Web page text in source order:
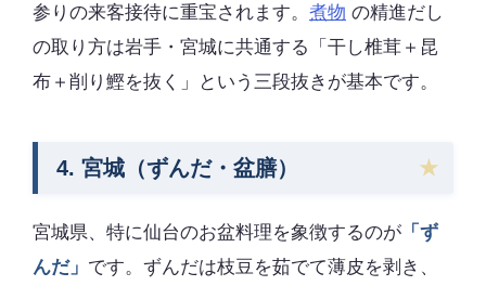
参りの来客接待に重宝されます。 煮物 の精進だし
の取り方は岩手・宮城に共通する「干し椎茸＋昆
布＋削り鰹を抜く」という三段抜きが基本です。
4. 宮城（ずんだ・盆膳）
宮城県、特に仙台のお盆料理を象徴するのが 「ず
んだ」 です。ずんだは枝豆を茹でて薄皮を剥き、